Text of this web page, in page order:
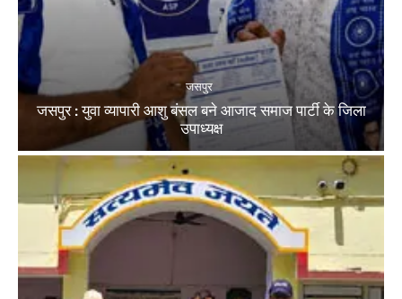
जसपुर
जसपुर : युवा व्यापारी आशु बंसल बने आजाद समाज पार्टी के जिला
उपाध्यक्ष